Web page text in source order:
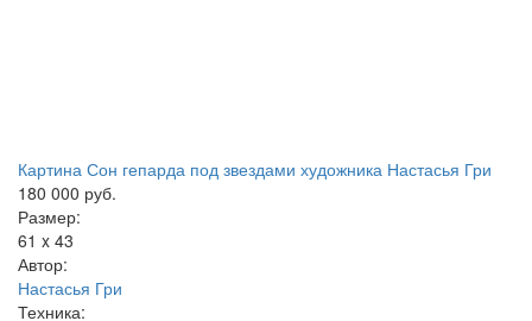
Картина Сон гепарда под звездами художника Настасья Гри
180 000 руб.
Размер:
61 x 43
Автор:
Настасья Гри
Техника: